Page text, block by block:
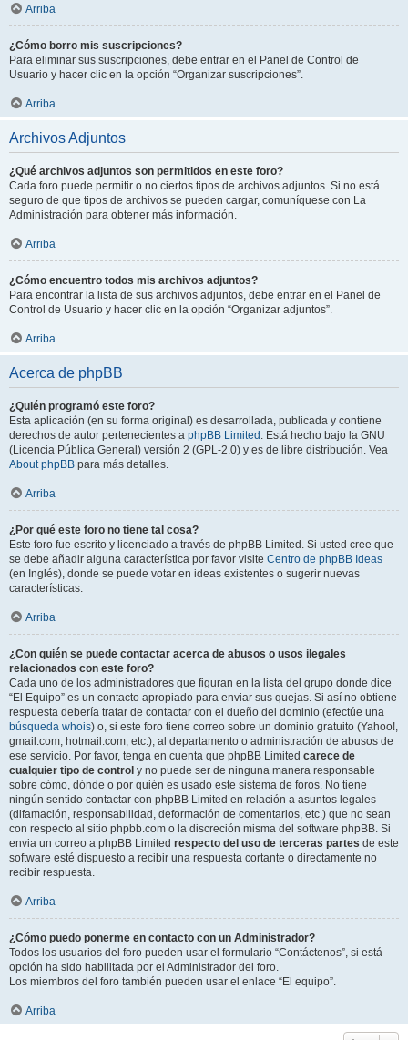
Arriba
¿Cómo borro mis suscripciones?
Para eliminar sus suscripciones, debe entrar en el Panel de Control de
Usuario y hacer clic en la opción “Organizar suscripciones”.
Arriba
Archivos Adjuntos
¿Qué archivos adjuntos son permitidos en este foro?
Cada foro puede permitir o no ciertos tipos de archivos adjuntos. Si no está
seguro de que tipos de archivos se pueden cargar, comuníquese con La
Administración para obtener más información.
Arriba
¿Cómo encuentro todos mis archivos adjuntos?
Para encontrar la lista de sus archivos adjuntos, debe entrar en el Panel de
Control de Usuario y hacer clic en la opción “Organizar adjuntos”.
Arriba
Acerca de phpBB
¿Quién programó este foro?
Esta aplicación (en su forma original) es desarrollada, publicada y contiene
derechos de autor pertenecientes a phpBB Limited . Está hecho bajo la GNU
(Licencia Pública General) versión 2 (GPL-2.0) y es de libre distribución. Vea
About phpBB para más detalles.
Arriba
¿Por qué este foro no tiene tal cosa?
Este foro fue escrito y licenciado a través de phpBB Limited. Si usted cree que
se debe añadir alguna característica por favor visite Centro de phpBB Ideas
(en Inglés), donde se puede votar en ideas existentes o sugerir nuevas
características.
Arriba
¿Con quién se puede contactar acerca de abusos o usos ilegales
relacionados con este foro?
Cada uno de los administradores que figuran en la lista del grupo donde dice
“El Equipo” es un contacto apropiado para enviar sus quejas. Si así no obtiene
respuesta debería tratar de contactar con el dueño del dominio (efectúe una
búsqueda whois) o, si este foro tiene correo sobre un dominio gratuito (Yahoo!,
gmail.com, hotmail.com, etc.), al departamento o administración de abusos de
ese servicio. Por favor, tenga en cuenta que phpBB Limited carece de
cualquier tipo de control y no puede ser de ninguna manera responsable
sobre cómo, dónde o por quién es usado este sistema de foros. No tiene
ningún sentido contactar con phpBB Limited en relación a asuntos legales
(difamación, responsabilidad, deformación de comentarios, etc.) que no sean
con respecto al sitio phpbb.com o la discreción misma del software phpBB. Si
envia un correo a phpBB Limited respecto del uso de terceras partes de este
software esté dispuesto a recibir una respuesta cortante o directamente no
recibir respuesta.
Arriba
¿Cómo puedo ponerme en contacto con un Administrador?
Todos los usuarios del foro pueden usar el formulario “Contáctenos”, si está
opción ha sido habilitada por el Administrador del foro.
Los miembros del foro también pueden usar el enlace “El equipo”.
Arriba